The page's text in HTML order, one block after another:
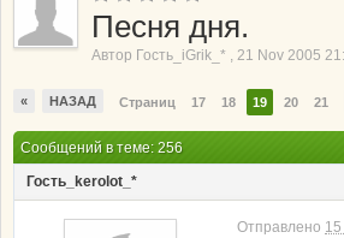
Песня дня.
Автор Гость_iGrik_* , 21 Nov 2005
« НАЗАД Страниц 17 18 19 20 21
Сообщений в теме: 256
Гость_kerolot_*
Отправлено